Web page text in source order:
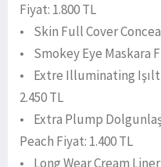
Fiyat: 1.800 TL
• Skin Full Cover
• Smokey Eye Maskara
• Extre Illuminating
2.450 TL
• Extra Plump
Peach Fiyat: 1.400 TL
• Long Wear Cream